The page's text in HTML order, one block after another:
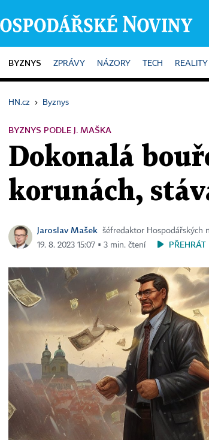
HOME
BYZNYS ZPRÁVY NÁZORY TECH REALITY
HN.cz › Byznys
BYZNYS PODLE J. MAŠKA
Dokonalá
korunách,
Jaroslav Mašek
šéfredaktor Hospodářských
19. 8. 2023 15:07 ▪ 3 min. čtení